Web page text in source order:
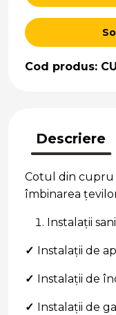
Cod produs:
Descriere
Cotul din
îmbinarea
Instalații
✓ Instalații de
✓ Instalații de
✓ Instalații de